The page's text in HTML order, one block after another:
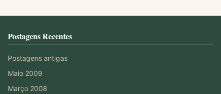
Postagens Recentes
Postagens antigas
Maio 2009
Março 2008